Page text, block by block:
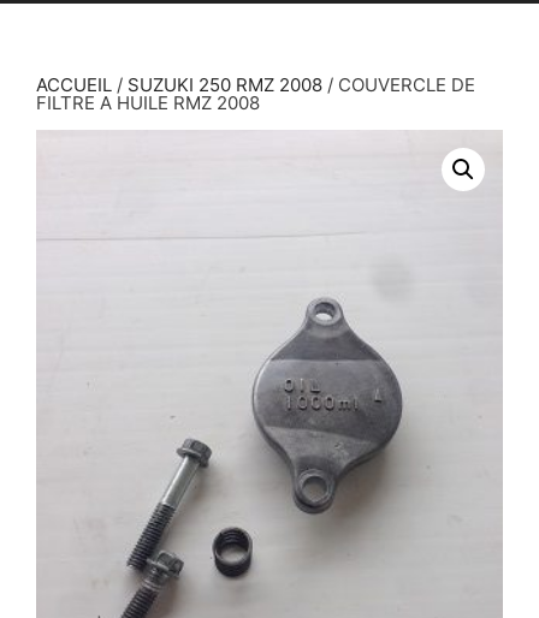
ACCUEIL / SUZUKI 250 RMZ 2008 / COUVERCLE DE
FILTRE A HUILE RMZ 2008